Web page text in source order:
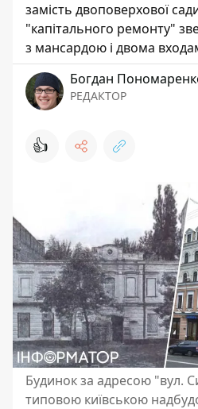
замість двоповерхової
"капітального ремонту"
з мансардою і двома
Богдан
РЕДАКТОР
👍
Будинок за адресою "вул.
типовою київською